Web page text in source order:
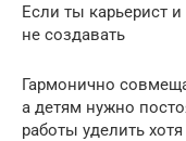
Если ты карьерист
не создавать
Гармонично
а детям нужно
работы уделить